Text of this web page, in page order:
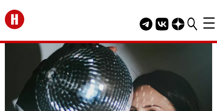
Перейти на главную
Telegram канал
Группа HELLO
Канал